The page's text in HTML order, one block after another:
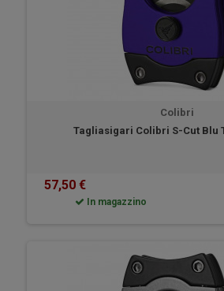
Colibri
Tagliasigari Colibri S-Cut Blu
57,50 €
In magazzino